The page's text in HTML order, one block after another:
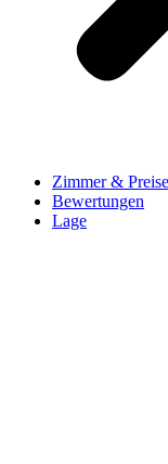
Zimmer & Preise
Bewertungen
Lage